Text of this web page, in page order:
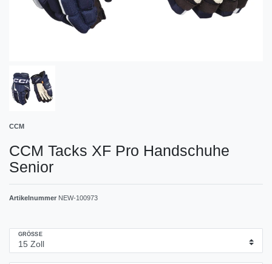
CCM
CCM Tacks XF Pro Handschuhe
Senior
Artikelnummer NEW-100973
GRÖSSE